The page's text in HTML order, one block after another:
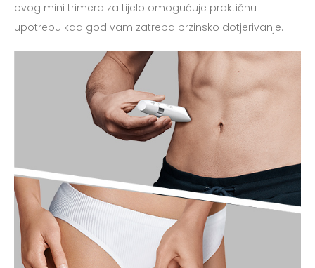
ovog mini trimera za tijelo omogućuje praktičnu
upotrebu kad god vam zatreba brzinsko dotjerivanje.